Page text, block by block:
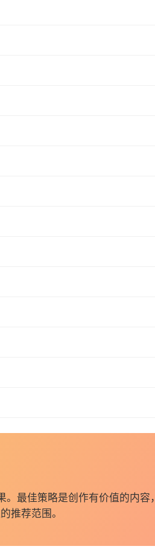
最佳策略是创作有价值的内容
推荐范围。